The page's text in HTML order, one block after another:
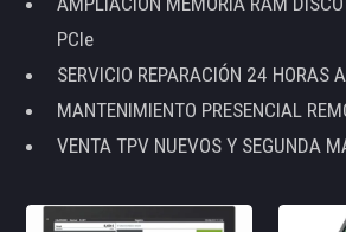
PCIe
SERVICIO REPARACIÓN 24 HORAS
MANTENIMIENTO PRESENCIAL
VENTA TPV NUEVOS Y SEGUNDA